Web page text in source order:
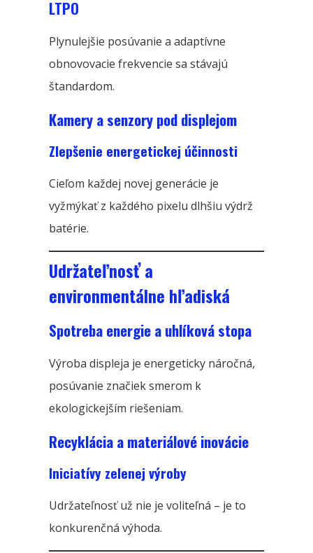
LTPO
Plynulejšie posúvanie a adaptívne
obnovovacie frekvencie sa stávajú
štandardom.
Kamery a senzory pod displejom
Zlepšenie energetickej účinnosti
Cieľom každej novej generácie je
vyžmýkať z každého pixelu dlhšiu výdrž
batérie.
Udržateľnosť a
environmentálne hľadiská
Spotreba energie a uhlíková stopa
Výroba displeja je energeticky náročná,
posúvanie značiek smerom k
ekologickejším riešeniam.
Recyklácia a materiálové inovácie
Iniciatívy zelenej výroby
Udržateľnosť už nie je voliteľná – je to
konkurenčná výhoda.